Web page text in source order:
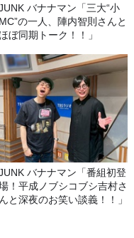
バナナマン「三大“小
MC”の一人、陣内智則さんと
ぼ同期トーク！！」
バナナマン「番組初登
！平成ノブシコブシ吉村さ
んと深夜のお笑い談義！！」